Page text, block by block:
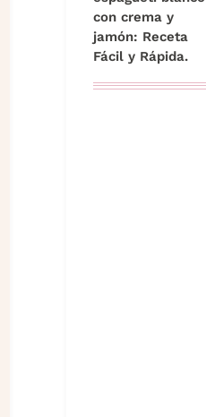
con crema y
jamón: Receta
Fácil y Rápida.